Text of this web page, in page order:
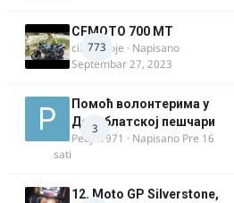
773
CFMOTO 700 MT
cika miloje · Napisano
Septembar 27, 2023
3
Помоћ волонтерима у
Делиблатској пешчари
Pedja1971 · Napisano Pre 16
sati
12. Moto GP Silverstone,